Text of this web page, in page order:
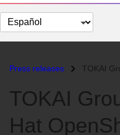
Cambiar
el
Press releases TOKAI Group
TOKAI
Hat